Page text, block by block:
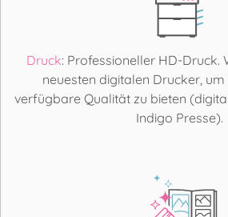
Druck: Professioneller HD-Druck.
neuesten digitalen Drucker,
verfügbare Qualität zu bieten
Indigo Presse).